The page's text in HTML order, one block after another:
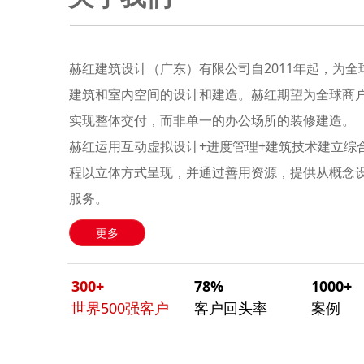
更多
300+
世界500强客户
78%
客户回头率
1000+
案例
赫红建筑设计（广东）有限公司自2011年起，为
建筑和室内空间的设计和建造。赫红期望为全球商
实现整体交付，而非单一的办公场所的装修建造。
赫红运用互动虚拟设计+进度管理+建筑技术建立
程以立体方式呈现，并通过善用资源，提供从概念
服务。